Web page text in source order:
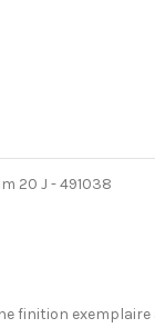
20 J - 491038
finition